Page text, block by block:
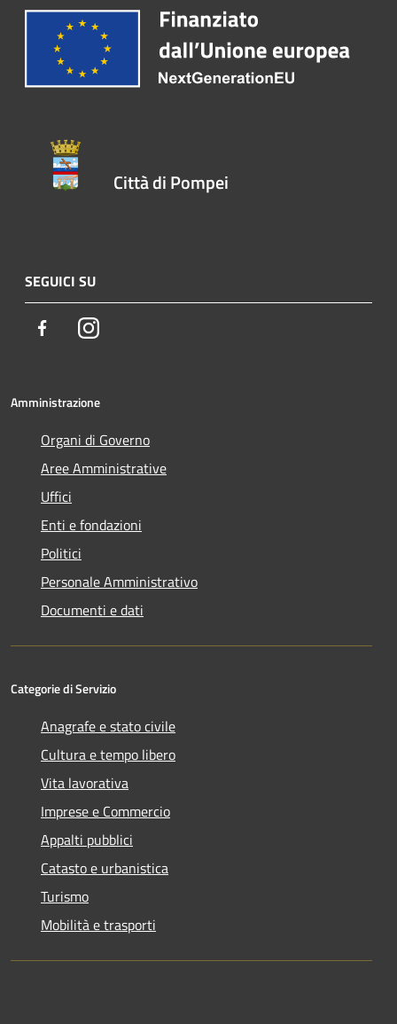
Città di Pompei
SEGUICI SU
FacebookInstagram
Amministrazione
Organi di Governo
Aree Amministrative
Uffici
Enti e fondazioni
Politici
Personale Amministrativo
Documenti e dati
Categorie di Servizio
Anagrafe e stato civile
Cultura e tempo libero
Vita lavorativa
Imprese e Commercio
Appalti pubblici
Catasto e urbanistica
Turismo
Mobilità e trasporti